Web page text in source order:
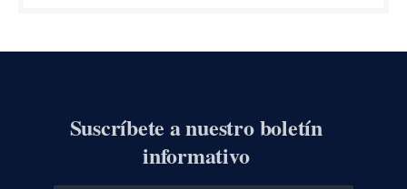
Suscríbete a nuestro boletín
informativo